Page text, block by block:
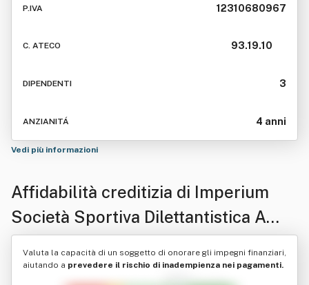
P.IVA 12310680967
C. ATECO 93.19.10
DIPENDENTI 3
ANZIANITÁ 4 anni
Vedi più informazioni
Affidabilità creditizia di Imperium
Società Sportiva Dilettantistica A
Responsabilita' Limitata In Breve
Imperium Ssd A R.l.
Valuta la capacità di un soggetto di onorare gli impegni finanziari,
aiutando a prevedere il rischio di inadempienza nei pagamenti.